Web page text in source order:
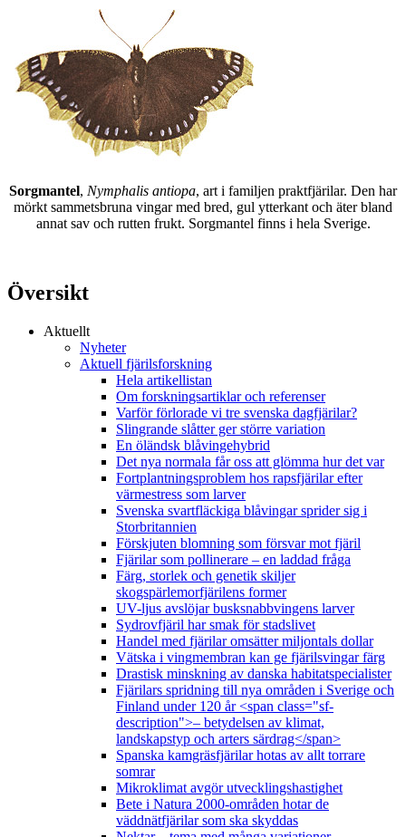
Sorgmantel, Nymphalis antiopa, art i familjen praktfjärilar. Den har
mörkt sammetsbruna vingar med bred, gul ytterkant och äter bland
annat sav och rutten frukt. Sorgmantel finns i hela Sverige.
Översikt
Aktuellt
Nyheter
Aktuell fjärilsforskning
Hela artikellistan
Om forskningsartiklar och referenser
Varför förlorade vi tre svenska dagfjärilar?
Slingrande slåtter ger större variation
En öländsk blåvingehybrid
Det nya normala får oss att glömma hur det var
Fortplantningsproblem hos rapsfjärilar efter
värmestress som larver
Svenska svartfläckiga blåvingar sprider sig i
Storbritannien
Förskjuten blomning som försvar mot fjäril
Fjärilar som pollinerare – en laddad fråga
Färg, storlek och genetik skiljer
skogspärlemorfjärilens former
UV-ljus avslöjar busksnabbvingens larver
Sydrovfjäril har smak för stadslivet
Handel med fjärilar omsätter miljontals dollar
Vätska i vingmembran kan ge fjärilsvingar färg
Drastisk minskning av danska habitatspecialister
Fjärilars spridning till nya områden i Sverige och
Finland under 120 år <span class="sf-
description">– betydelsen av klimat,
landskapstyp och arters särdrag</span>
Spanska kamgräsfjärilar hotas av allt torrare
somrar
Mikroklimat avgör utvecklingshastighet
Bete i Natura 2000-områden hotar de
väddnätfjärilar som ska skyddas